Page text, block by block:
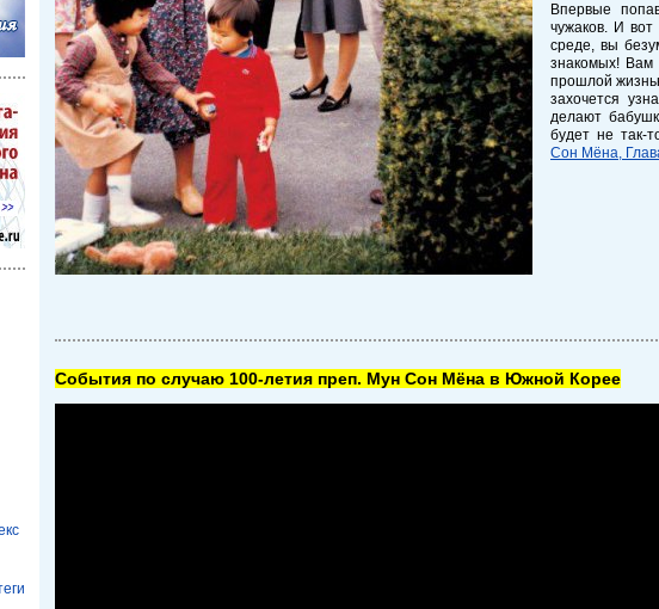
Впервые
чужаков. И
среде, вы
знакомых! Вам
прошлой
захочется
делают
будет не так-
Сон Мёна,
Cобытия по случаю 100-летия преп. Мун Сон Мёна в Южной Корее